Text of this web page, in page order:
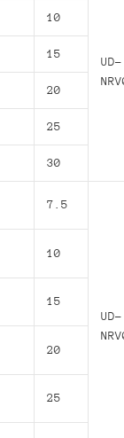
UD-
10
15
20
25
30
7.5
UD-
10
15
20
25